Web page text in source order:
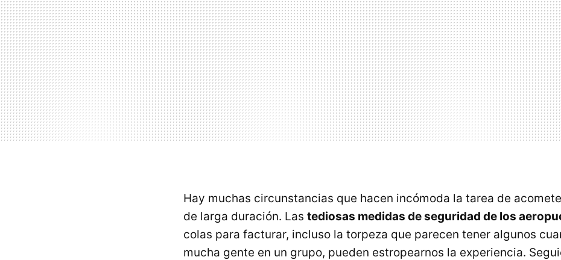
Hay muchas circunstancias que hacen incómoda la tarea de
de larga duración. Las tediosas medidas de seguridad de los
colas para facturar, incluso la torpeza que parecen tener algunos
mucha gente en un grupo, pueden estropearnos la experiencia.